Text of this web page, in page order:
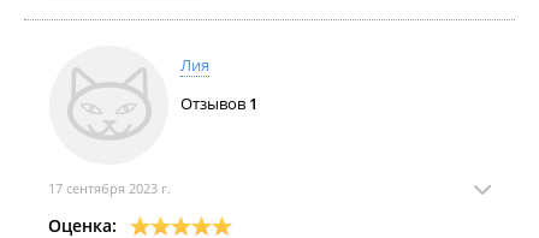
Лия
Отзывов 1
17 сентября 2023 г.
Оценка: